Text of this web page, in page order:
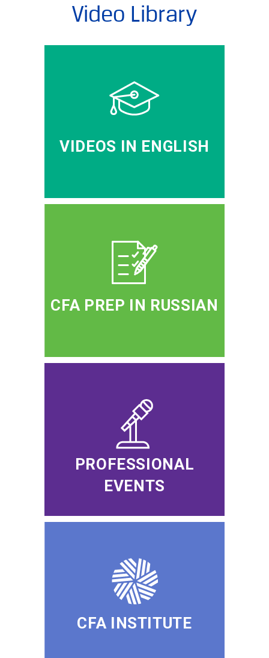
Video Library
VIDEOS IN ENGLISH
CFA PREP IN RUSSIAN
PROFESSIONAL
EVENTS
CFA INSTITUTE